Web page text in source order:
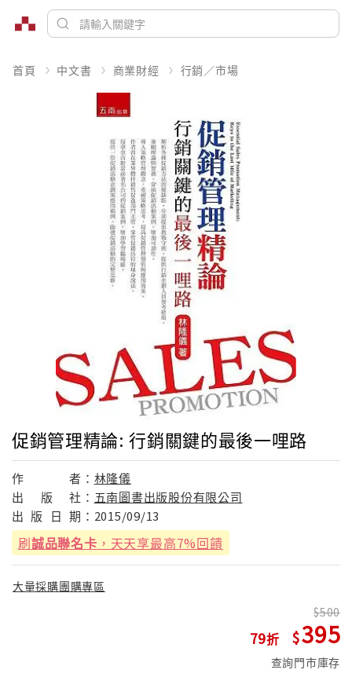
首頁 中文書 商業財經 行銷／市場
促銷管理精論: 行銷關鍵的最後一哩路
作 者： 林隆儀
出
版 社： 五南圖書出版股份有限公司
出 版 日 期： 2015/09/13
刷誠品聯名卡 ，天天享最高7%回饋
大量採購團購專區
79
500
395
查詢門市庫存